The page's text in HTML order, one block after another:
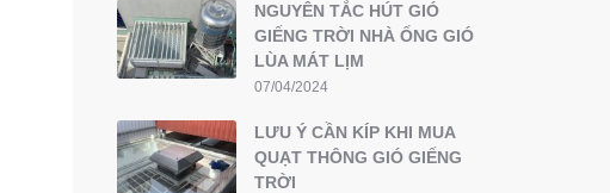
NGUYÊN TẮC HÚT GIÓ
GIẾNG TRỜI NHÀ ỐNG GIÓ
LÙA MÁT LỊM
07/04/2024
LƯU Ý CẦN KÍP KHI MUA
QUẠT THÔNG GIÓ GIẾNG
TRỜI